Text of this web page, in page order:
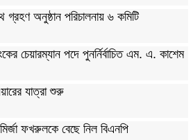
গ্রহণ অনুষ্ঠান পরিচালনায় ৬ কমিটি
চেয়ারম্যান পদে পুনর্নির্বাচিত এম. এ. কাশেম
যাত্রা শুরু
ফখরুলকে বেছে নিল বিএনপি